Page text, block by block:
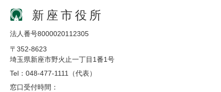
新座市役所
法人番号8000020112305
〒352-8623
埼玉県新座市野火止一丁目1番1号
Tel：048-477-1111（代表）
窓口受付時間：